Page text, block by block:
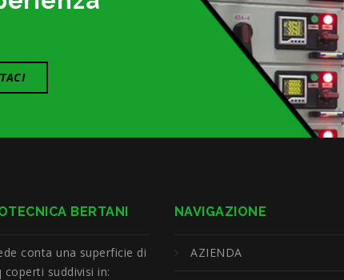
BERTANI
conta una superficie di
coperti suddivisi in:
NAVIGAZIONE
AZIENDA